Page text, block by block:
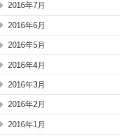
2016年7月
2016年6月
2016年5月
2016年4月
2016年3月
2016年2月
2016年1月